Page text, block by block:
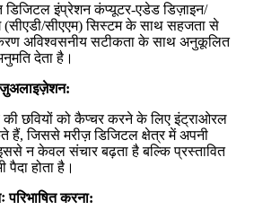
डिजिटल इंप्रेशन कंप्यूटर-एडेड डिज़ाइन/
सीएएम) सिस्टम के साथ सहजता से
अविश्वसनीय सटीकता के साथ अनुकूलित
देता है।
छवियों को कैप्चर करने के लिए इंट्राओरल
जिससे मरीज़ डिजिटल क्षेत्र में अपनी
न केवल संचार बढ़ता है बल्कि प्रस्तावित
पैदा होता है।
परिभाषित करना: